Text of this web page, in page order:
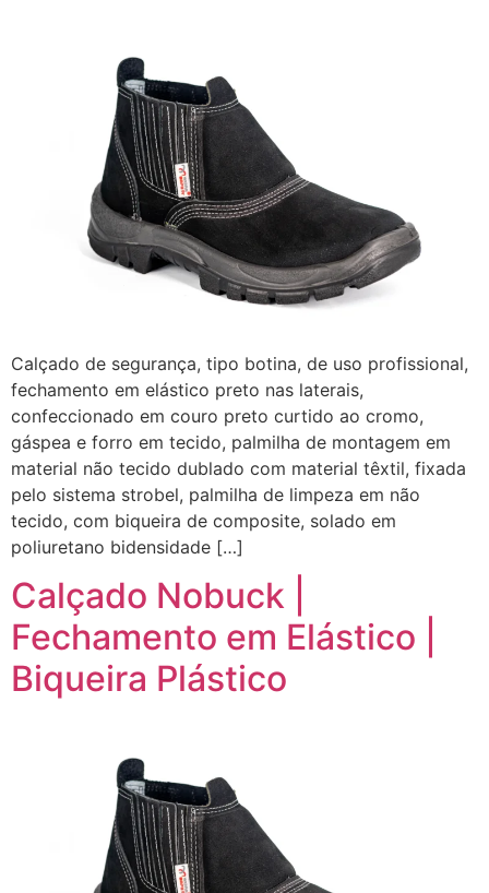
Calçado de segurança, tipo botina, de uso profissional,
fechamento em elástico preto nas laterais,
confeccionado em couro preto curtido ao cromo,
gáspea e forro em tecido, palmilha de montagem em
material não tecido dublado com material têxtil, fixada
pelo sistema strobel, palmilha de limpeza em não
tecido, com biqueira de composite, solado em
poliuretano bidensidade […]
Calçado Nobuck |
Fechamento em Elástico |
Biqueira Plástico